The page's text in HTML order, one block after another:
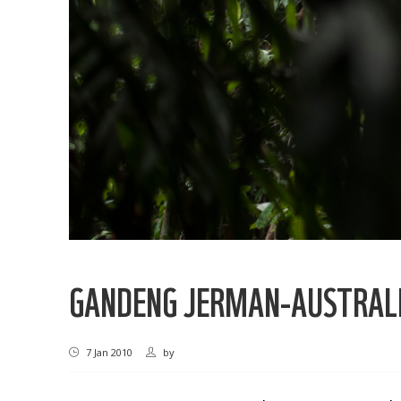
GANDENG JERMAN-
7 Jan 2010 by